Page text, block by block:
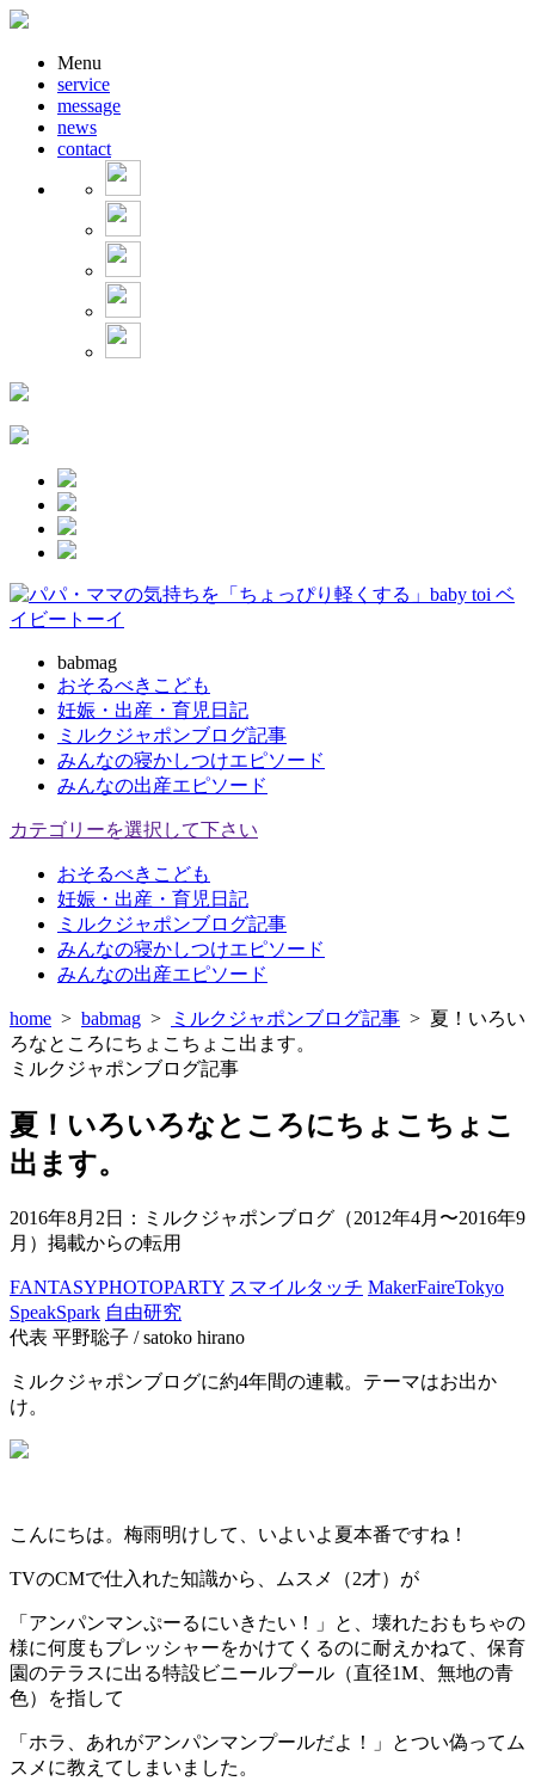
Menu
service
message
news
contact
babmag
おそるべきこども
妊娠・出産・育児日記
ミルクジャポンブログ記事
みんなの寝かしつけエピソード
みんなの出産エピソード
カテゴリーを選択して下さい
おそるべきこども
妊娠・出産・育児日記
ミルクジャポンブログ記事
みんなの寝かしつけエピソード
みんなの出産エピソード
home > babmag > ミルクジャポンブログ記事 > 夏！いろい
ろなところにちょこちょこ出ます。
ミルクジャポンブログ記事
夏！いろいろなところにちょこちょこ
出ます。
2016年8月2日
：ミルクジャポンブログ（2012年4月〜2016年9
月）掲載からの転用
FANTASYPHOTOPARTY スマイルタッチ MakerFaireTokyo
SpeakSpark 自由研究
代表 平野聡子 / satoko hirano
ミルクジャポンブログに約4年間の連載。テーマはお出か
け。
こんにちは。梅雨明けして、いよいよ夏本番ですね！
TVのCMで仕入れた知識から、ムスメ（2才）が
「アンパンマンぷーるにいきたい！」と、壊れたおもちゃの
様に何度もプレッシャーをかけてくるのに耐えかねて、保育
園のテラスに出る特設ビニールプール（直径1M、無地の青
色）を指して
「ホラ、あれがアンパンマンプールだよ！」とつい偽ってム
スメに教えてしまいました。